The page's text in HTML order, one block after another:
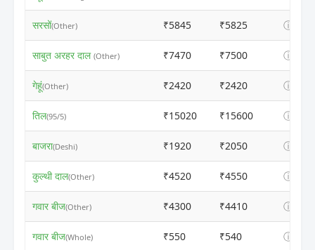
सरसों(Other) ₹5845 ₹5825 ⓘ
साबुत अरहर दाल (Other) ₹7470 ₹7500 ⓘ
गेहूं(Other) ₹2420 ₹2420 ⓘ
तिल(95/5) ₹15020 ₹15600 ⓘ
बाजरा(Deshi) ₹1920 ₹2050 ⓘ
कुल्थी दाल(Other) ₹4520 ₹4550 ⓘ
गवार बीज(Other) ₹4300 ₹4410 ⓘ
गवार बीज(Whole) ₹550 ₹540 ⓘ